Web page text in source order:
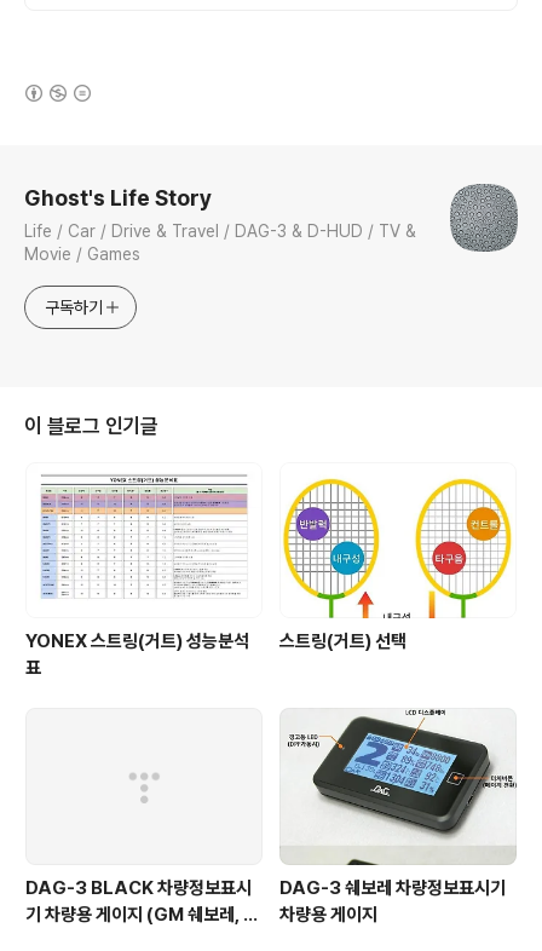
Ghost's Life Story
Life / Car / Drive & Travel / DAG-3 & D-HUD / TV &
Movie / Games
구독하기
이 블로그 인기글
YONEX 스트링(거트) 성능분석
표
스트링(거트) 선택
DAG-3 BLACK 차량정보표시
기 차량용 게이지 (GM 쉐보레, 현
DAG-3 쉐보레 차량정보표시기
차량용 게이지